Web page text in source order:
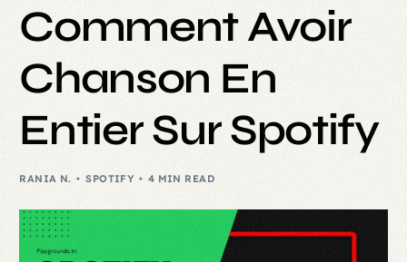
Comment Avoir
Chanson En
Entier Sur Spotify
RANIA N. SPOTIFY 4 MIN READ